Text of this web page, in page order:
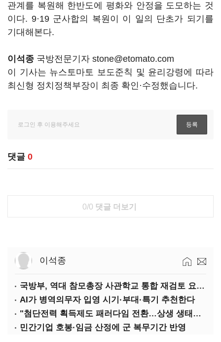
관계를 복원해 한반도에 평화와 안정을 도모하는 것
이다. 9·19 군사합의 복원이 이 일의 단초가 되기를
기대해본다.
이석종 국방전문기자 stone@etomato.com
이 기사는 뉴스토마토 보도준칙 및 윤리강령에 따라
최신형 정치정책부장이 최종 확인·수정했습니다.
댓글 0
0/0 댓글 더보기
이석종
국방부, 역대 참모총장 사관학교 통합 재검토 요구에 "다양한 의견 수렴해 합리적 시스템 만들 것"
AI가 병역의무자 입영 시기·부대·특기 추천한다
"첨단전력 획득제도 패러다임 전환…상생 생태계 조성해 대체불가 K-방산 도약"
민간기업 호봉·임금 산정에 군 복무기간 반영